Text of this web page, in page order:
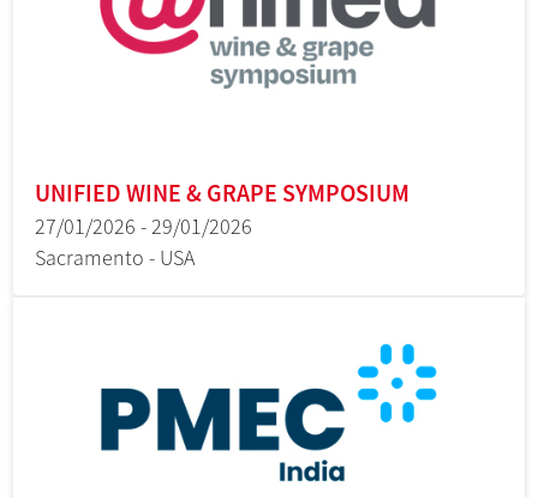
UNIFIED WINE & GRAPE SYMPOSIUM
27/01/2026 - 29/01/2026
Sacramento - USA